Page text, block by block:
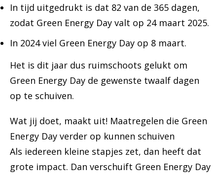
In tijd uitgedrukt is dat 82 van de 365 dagen,
zodat Green Energy Day valt op 24 maart 2025.
In 2024 viel Green Energy Day op 8 maart.
Het is dit jaar dus ruimschoots gelukt om
Green Energy Day de gewenste twaalf dagen
op te schuiven.
Wat jij doet, maakt uit! Maatregelen die Green
Energy Day verder op kunnen schuiven
Als iedereen kleine stapjes zet, dan heeft dat
grote impact. Dan verschuift Green Energy Day